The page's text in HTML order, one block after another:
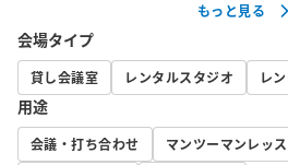
スプレーも配置されています。
【必ずご確認いただきたい事項】
・予約後に届くメール内の■■■必ずご
ください。
（同席される方にここに記載のリンク
もっと見る
会場タイプ
貸し会議室 レンタルスタジオ レ
用途
会議・打ち合わせ マンツーマンレッ